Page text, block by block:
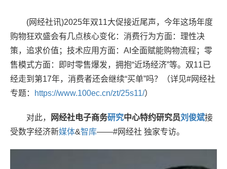
(网经社讯)2025年双11大促接近尾声，今年这场年度
购物狂欢盛会有几点核心变化：消费行为方面：理性决
策，追求价值；技术应用方面：AI全面赋能购物流程；零
售模式方面：即时零售爆发，拥抱“近场经济”等。双11已
经走到第17年，消费者还会继续“买单”吗？（详见#网经社
专题：
https://www.100ec.cn/zt/25s11/）
对此， 网经社电子商务研究中心特约研究员刘俊斌接
受数字经济新媒体&智库——#网经社 独家专访。